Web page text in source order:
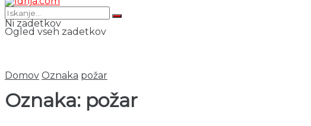
Ni zadetkov
Ogled vseh zadetkov
Domov Oznaka požar
Oznaka: požar